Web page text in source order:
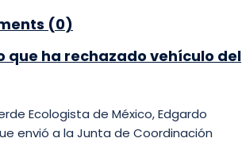
(0)
que ha rechazado vehículo del
Ecologista de México, Edgardo
envió a la Junta de Coordinación